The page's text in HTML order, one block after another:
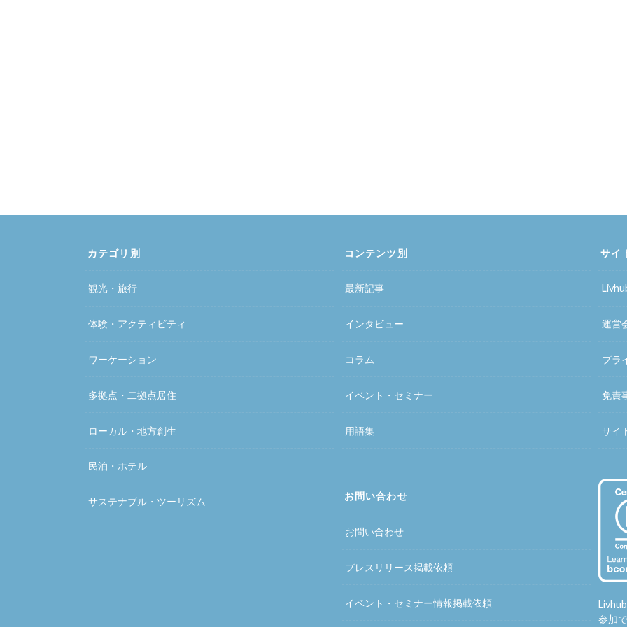
カテゴリ別
観光・旅行
体験・アクティビティ
ワーケーション
多拠点・二拠点居住
ローカル・地方創生
民泊・ホテル
サステナブル・ツーリズム
コンテンツ別
最新記事
インタビュー
コラム
イベント・セミナー
用語集
お問い合わせ
お問い合わせ
プレスリリース掲載依頼
イベント・セミナー情報掲載依頼
サイ
運営
プラ
免責
サイ
参加